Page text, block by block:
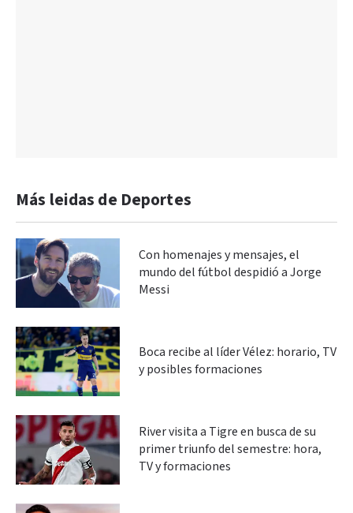
Más leidas de Deportes
Con homenajes y mensajes, el
mundo del fútbol despidió a Jorge
Messi
Boca recibe al líder Vélez: horario, TV
y posibles formaciones
River visita a Tigre en busca de su
primer triunfo del semestre: hora,
TV y formaciones